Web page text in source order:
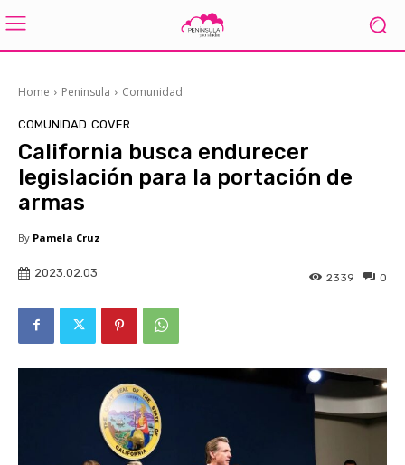
Home Peninsula Comunidad
COMUNIDAD COVER
California busca endurecer
legislación para la portación de
armas
By Pamela Cruz
2023.02.03 0
2339